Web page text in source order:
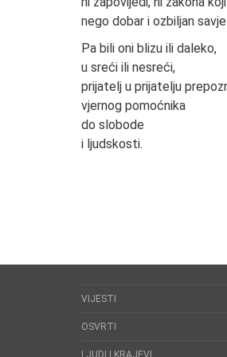
nego dobar i ozbiljan
Pa bili oni blizu ili daleko,
u sreći ili nesreći,
prijatelj u prijatelju
vjernog pomoćnika
do slobode
i ljudskosti.
VIJESTI
OSVRTI
LJUDI I KRAJEVI